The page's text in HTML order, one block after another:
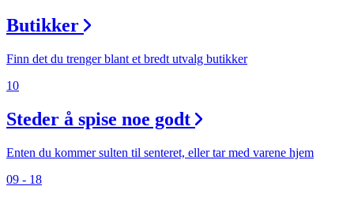
Søk
Åpningstider
Praktisk informasjon
Butikker
Finn det du trenger blant et bredt utvalg butikker
10
Steder å spise noe godt
Enten du kommer sulten til senteret, eller tar med varene hjem
09 - 18